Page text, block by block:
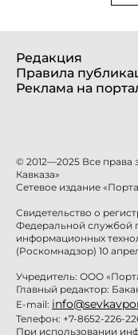
Редакция
Правила
Реклама на
© 2012—2025 Все
Кавказа»
Сетевое издание
Свидетельство о
Федеральной службой
информационных
(Роскомнадзор) 10
Учредитель: ООО
Главный редактор:
E-mail:
Телефон: +7-8652-226-
При использовании